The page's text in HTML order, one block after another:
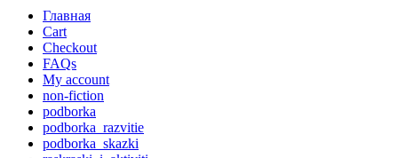
Главная
Cart
Checkout
FAQs
My account
non-fiction
podborka
podborka_razvitie
podborka_skazki